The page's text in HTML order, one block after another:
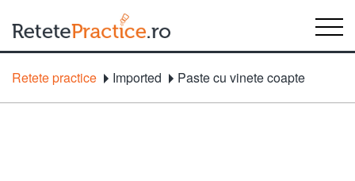
Retete practice Imported Paste cu vinete coapte